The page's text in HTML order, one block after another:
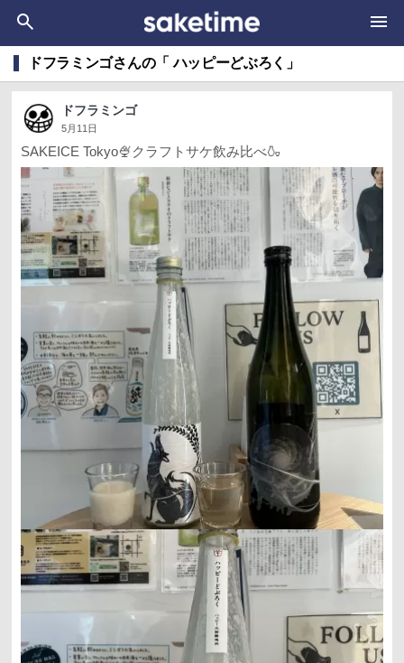
ドフラミンゴさんの「 ハッピーどぶろく」
ドフラミンゴ
5月11日
SAKEICE Tokyo🍨クラフトサケ飲み比べ🍶